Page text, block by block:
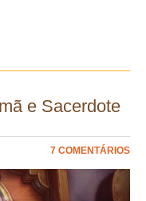
e Sacerdote
7 COMENTÁRIOS